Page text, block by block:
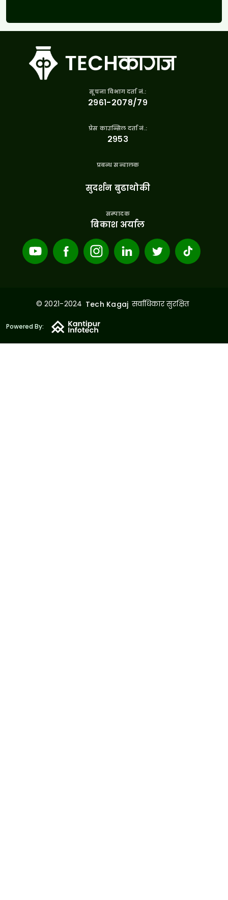
सूचना विभाग दर्ता नं.:
२९६१-२०७८/७९
प्रेस काउन्सिल दर्ता नं.:
२९५३
प्रबन्ध सन्चालक
सुदर्शन बुढाथोकी
सम्पादक
बिकाश अर्याल
© 2021-2024 Tech Kagaj सर्वाधिकार सुरक्षित
Powered By: